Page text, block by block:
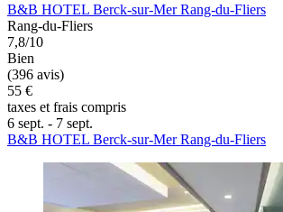
B&B HOTEL Berck-sur-Mer Rang-du-Fliers
Rang-du-Fliers
7,8/10
Bien
(396 avis)
55 €
taxes et frais compris
6 sept. - 7 sept.
B&B HOTEL Berck-sur-Mer Rang-du-Fliers